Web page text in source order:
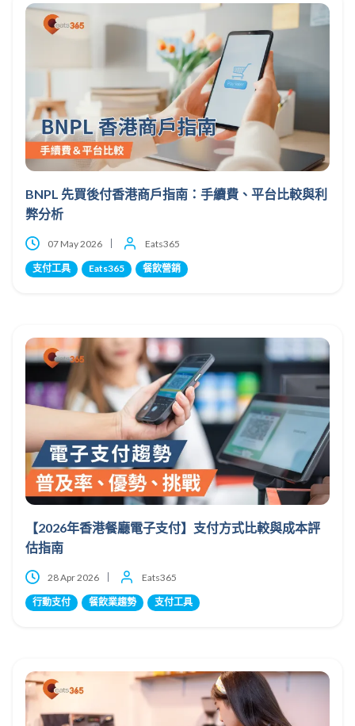
BNPL 先買後付香港商戶指南：手續費、平台比較與利
弊分析
07 May 2026 Eats365
支付工具 Eats365 餐飲營銷
【2026年香港餐廳電子支付】支付方式比較與成本評
估指南
28 Apr 2026 Eats365
行動支付 餐飲業趨勢 支付工具